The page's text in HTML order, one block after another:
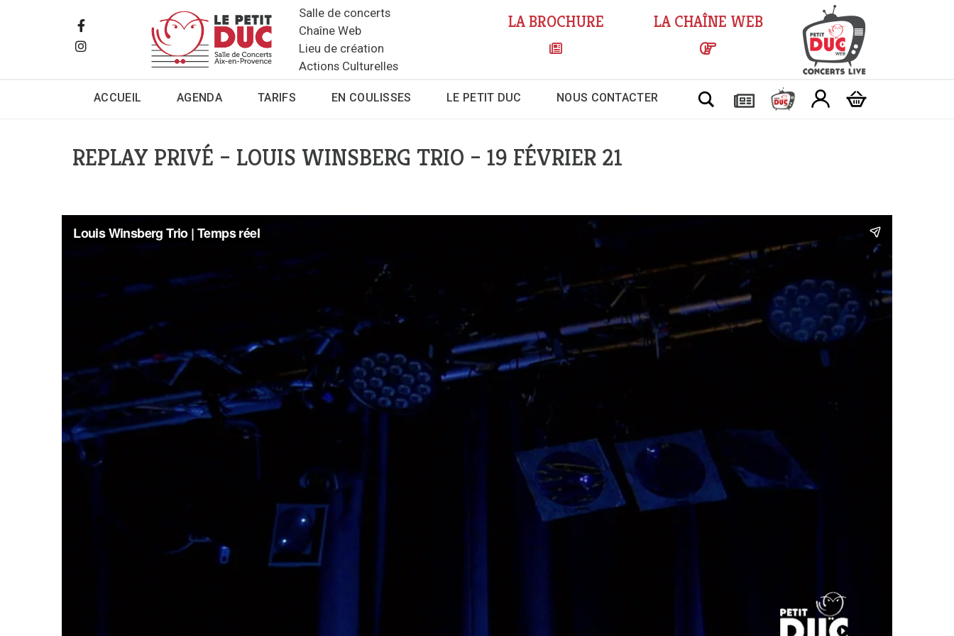
Salle de concerts
Chaîne Web
Lieu de création
Actions Culturelles
LA BROCHURE LA CHAÎNE WEB
ACCUEIL AGENDA TARIFS EN COULISSES LE PETIT DUC NOUS CONTACTER Chercher
REPLAY PRIVÉ – LOUIS WINSBERG TRIO – 19 FÉVRIER 21
Louis Winsberg Trio | Temps réel from